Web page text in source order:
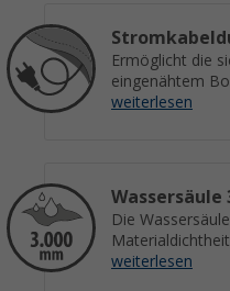
Ermöglicht die
eingenähtem
weiterlesen
Wassersäule
Die
weiterlesen